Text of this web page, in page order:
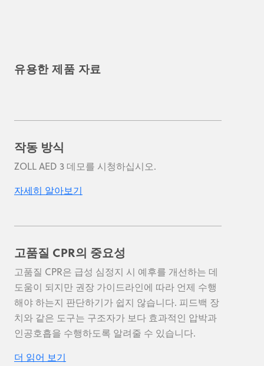
유용한 제품 자료
작동 방식
ZOLL AED 3 데모를 시청하십시오.
자세히 알아보기
고품질 CPR의 중요성
고품질 CPR은 급성 심정지 시 예후를 개선하는 데
도움이 되지만 권장 가이드라인에 따라 언제 수행
해야 하는지 판단하기가 쉽지 않습니다. 피드백 장
치와 같은 도구는 구조자가 보다 효과적인 압박과
인공호흡을 수행하도록 알려줄 수 있습니다.
더 읽어 보기